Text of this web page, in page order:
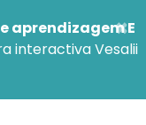
aprendizagem E
interactiva Vesalii
×